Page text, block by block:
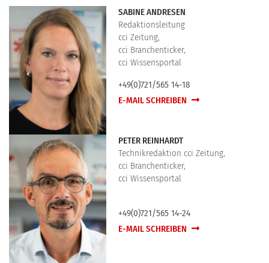
SABINE ANDRESEN
Redaktionsleitung
cci Zeitung,
cci Branchenticker,
cci Wissensportal
+49(0)721/565 14-18
E-MAIL SCHREIBEN
PETER REINHARDT
Technikredaktion cci Zeitung,
cci Branchenticker,
cci Wissensportal
+49(0)721/565 14-24
E-MAIL SCHREIBEN